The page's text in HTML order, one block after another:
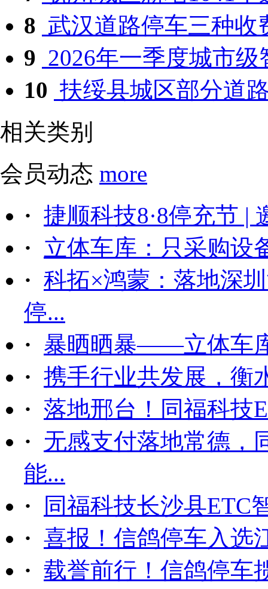
8 武汉道路停车三种收
9 2026年一季度城市级
10 扶绥县城区部分道
相关类别
会员动态 more
· 捷顺科技8·8停充节 |
· 立体车库：只采购设
· 科拓×鸿蒙：落地深
停...
· 暴晒晒暴——立体车
· 携手行业共发展，衡
· 落地邢台！同福科技
· 无感支付落地常德，
能...
·
同福科技长沙县ETC
· 喜报！信鸽停车入选
· 载誉前行！信鸽停车